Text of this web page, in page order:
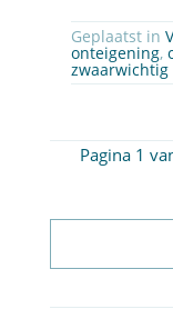
Geplaatst in
onteigening,
zwaarwichtig
Pagina 1